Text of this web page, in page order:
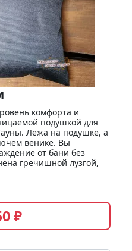
комфорта и
подушкой для
Лежа на подушке, а
венике. Вы
от бани без
гречишной лузгой,
₽